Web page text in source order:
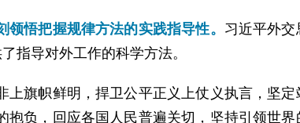
悟把握规律方法的实践指导性。 习近平外
指导对外工作的科学方法。
上旗帜鲜明，捍卫公平正义上仗义执言，坚
抱负，回应各国人民普遍关切，坚持引领世